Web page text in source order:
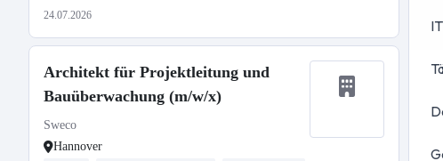
24.07.2026
Architekt für Projektleitung und
Bauüberwachung (m/w/x)
Sweco
Hannover